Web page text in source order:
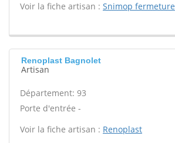
Voir la fiche artisan : Snimop fermeture
Renoplast Bagnolet
Artisan
Département: 93
Porte d'entrée -
Voir la fiche artisan : Renoplast